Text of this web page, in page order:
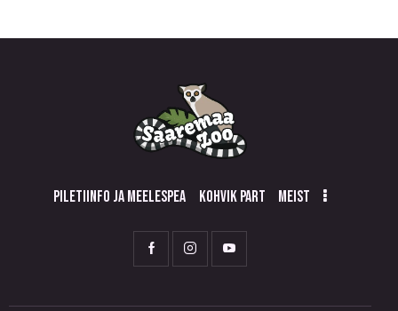
PILETIINFO JA MEELESPEA KOHVIK PART MEIST